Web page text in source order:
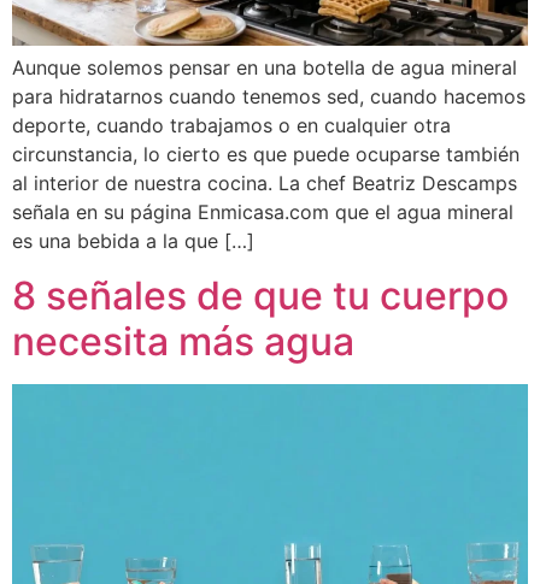
Aunque solemos pensar en una botella de agua mineral
para hidratarnos cuando tenemos sed, cuando hacemos
deporte, cuando trabajamos o en cualquier otra
circunstancia, lo cierto es que puede ocuparse también
al interior de nuestra cocina. La chef Beatriz Descamps
señala en su página Enmicasa.com que el agua mineral
es una bebida a la que […]
8 señales de que tu cuerpo
necesita más agua